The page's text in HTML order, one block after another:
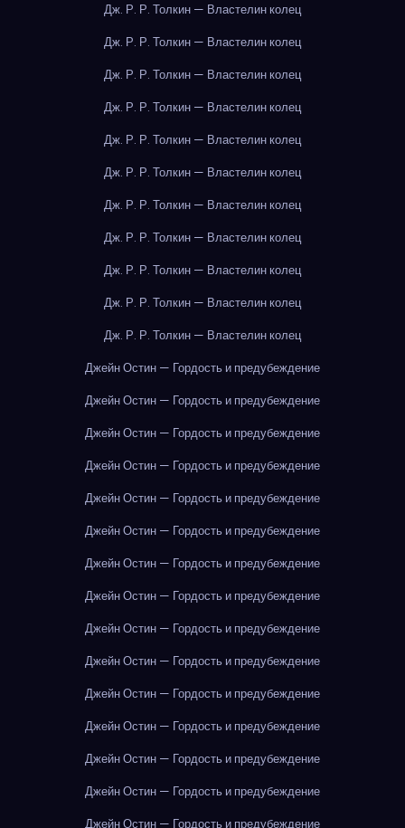
Дж. Р. Р. Толкин — Властелин колец
Дж. Р. Р. Толкин — Властелин колец
Дж. Р. Р. Толкин — Властелин колец
Дж. Р. Р. Толкин — Властелин колец
Дж. Р. Р. Толкин — Властелин колец
Дж. Р. Р. Толкин — Властелин колец
Дж. Р. Р. Толкин — Властелин колец
Дж. Р. Р. Толкин — Властелин колец
Дж. Р. Р. Толкин — Властелин колец
Дж. Р. Р. Толкин — Властелин колец
Дж. Р. Р. Толкин — Властелин колец
Джейн Остин — Гордость и предубеждение
Джейн Остин — Гордость и предубеждение
Джейн Остин — Гордость и предубеждение
Джейн Остин — Гордость и предубеждение
Джейн Остин — Гордость и предубеждение
Джейн Остин — Гордость и предубеждение
Джейн Остин — Гордость и предубеждение
Джейн Остин — Гордость и предубеждение
Джейн Остин — Гордость и предубеждение
Джейн Остин — Гордость и предубеждение
Джейн Остин — Гордость и предубеждение
Джейн Остин — Гордость и предубеждение
Джейн Остин — Гордость и предубеждение
Джейн Остин — Гордость и предубеждение
Джейн Остин — Гордость и предубеждение